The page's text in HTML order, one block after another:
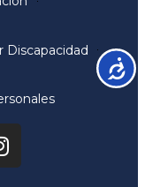
Discapacidad